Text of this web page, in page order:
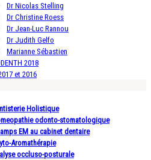
Dr Nicolas Stelling
Dr Christine Roess
Dr Jean-Luc Rannou
Dr Judith Gelfo
Marianne Sébastien
2018
et 2016
Holistique
odonto-stomatologique
EM au cabinet dentaire
Aromathérapie
occluso-posturale